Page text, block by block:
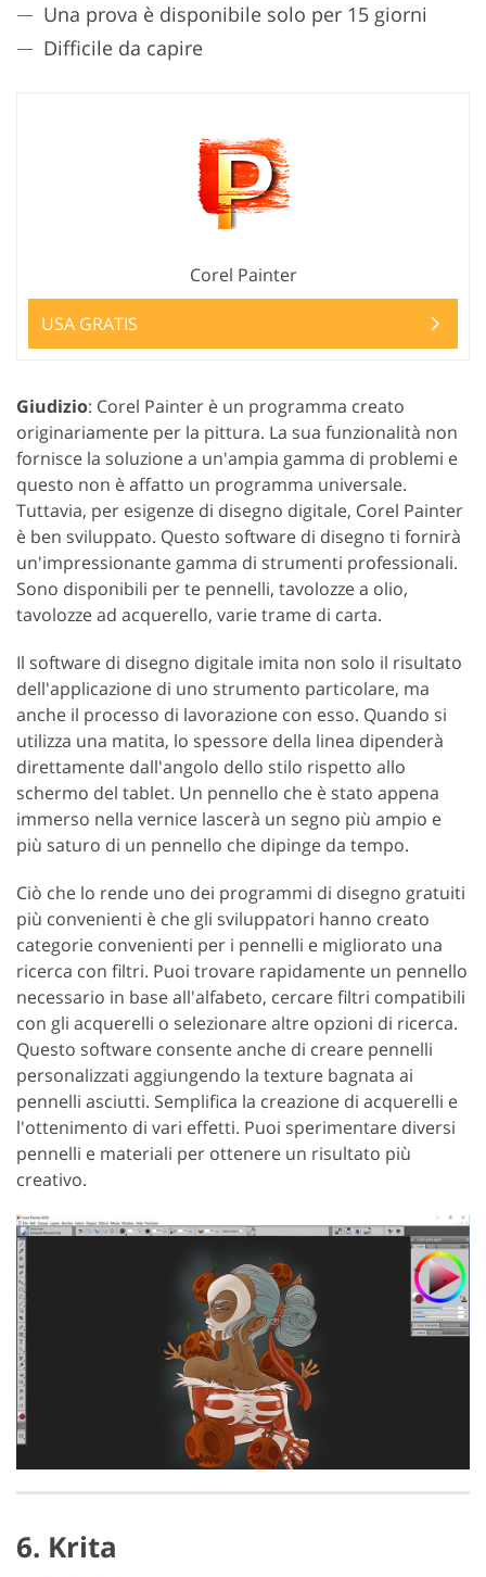
Una prova è disponibile solo per 15 giorni
Difficile da capire
Corel Painter
USA GRATIS
Giudizio: Corel Painter è un programma creato
originariamente per la pittura. La sua funzionalità non
fornisce la soluzione a un'ampia gamma di problemi e
questo non è affatto un programma universale.
Tuttavia, per esigenze di disegno digitale, Corel Painter
è ben sviluppato. Questo software di disegno ti fornirà
un'impressionante gamma di strumenti professionali.
Sono disponibili per te pennelli, tavolozze a olio,
tavolozze ad acquerello, varie trame di carta.
Il software di disegno digitale imita non solo il risultato
dell'applicazione di uno strumento particolare, ma
anche il processo di lavorazione con esso. Quando si
utilizza una matita, lo spessore della linea dipenderà
direttamente dall'angolo dello stilo rispetto allo
schermo del tablet. Un pennello che è stato appena
immerso nella vernice lascerà un segno più ampio e
più saturo di un pennello che dipinge da tempo.
Ciò che lo rende uno dei programmi di disegno gratuiti
più convenienti è che gli sviluppatori hanno creato
categorie convenienti per i pennelli e migliorato una
ricerca con filtri. Puoi trovare rapidamente un pennello
necessario in base all'alfabeto, cercare filtri compatibili
con gli acquerelli o selezionare altre opzioni di ricerca.
Questo software consente anche di creare pennelli
personalizzati aggiungendo la texture bagnata ai
pennelli asciutti. Semplifica la creazione di acquerelli e
l'ottenimento di vari effetti. Puoi sperimentare diversi
pennelli e materiali per ottenere un risultato più
creativo.
6. Krita